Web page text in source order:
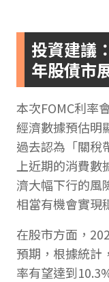
投資建議
年股債市
本次FOMC利率
經濟數據預估明
過去認為「關稅
上近期的消費
濟大幅下行的風
相當有機會實現
在股市方面，
預期，根據統計
率有望達到